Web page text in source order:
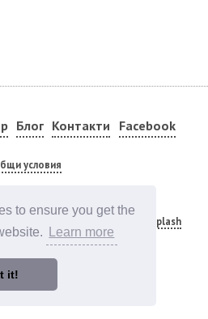
to ensure you get the
Learn more
it!
Блог Контакти Facebook
условия
Battani,John Schnobrich,
Olena Sergienko
Unsplash
UnicornIcons.com
Lottiefiles
v4.0.80